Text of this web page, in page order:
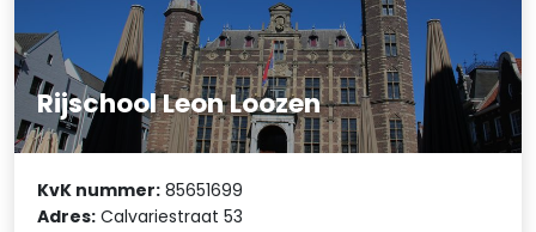
Rijschool Leon Loozen
KvK nummer: 85651699
Adres: Calvariestraat 53